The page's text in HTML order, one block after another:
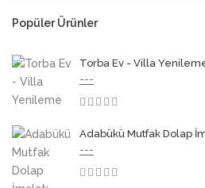
Popüler Ürünler
Torba Ev - Villa
---
Adabükü Mutfak Dolap
---